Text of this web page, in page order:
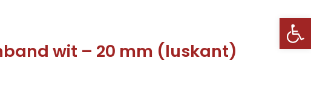
wit – 20 mm (luskant)